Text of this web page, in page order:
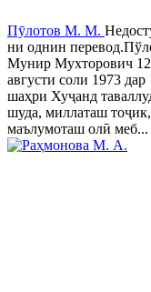
Пӯлотов М. М.
ни однин
Мунир Мухторович 12
августи соли 1973 дар
шаҳри Хуҷанд
шуда, миллаташ тоҷик,
маълумоташ олӣ меб...